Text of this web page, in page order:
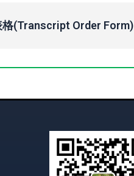
格(Transcript Order Form)